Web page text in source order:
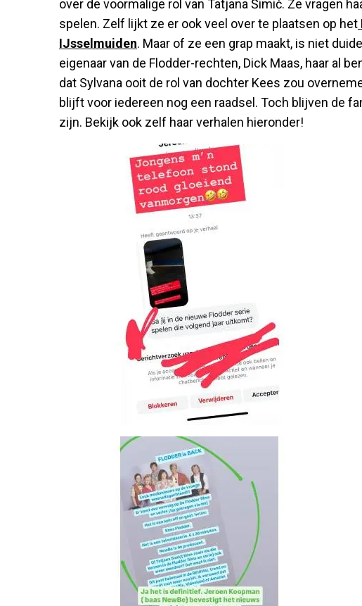
over de voormalige rol van Tatjana Šimić. Ze vragen
spelen. Zelf lijkt ze er ook veel over te plaatsen op het
IJsselmuiden. Maar of ze een grap maakt, is niet
eigenaar van de Flodder-rechten, Dick Maas, haar al
dat Sylvana ooit de rol van dochter Kees zou
blijft voor iedereen nog een raadsel. Toch blijven de
zijn. Bekijk ook zelf haar verhalen hieronder!